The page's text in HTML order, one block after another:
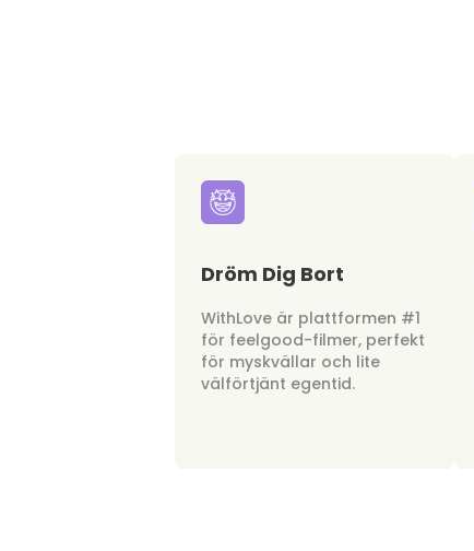
Dröm Dig Bort
WithLove är plattformen #1
för feelgood-filmer, perfekt
för myskvällar och lite
välförtjänt egentid.